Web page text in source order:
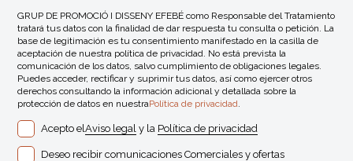
GRUP DE PROMOCIÓ I DISSENY EFEBÉ como Responsable del Tratamiento
tratará tus datos con la finalidad de dar respuesta tu consulta o petición. La
base de legitimación es tu consentimiento manifestado en la casilla de
aceptación de nuestra política de privacidad. No está prevista la
comunicación de los datos, salvo cumplimiento de obligaciones legales.
Puedes acceder, rectificar y suprimir tus datos, así como ejercer otros
derechos consultando la información adicional y detallada sobre la
protección de datos en nuestraPolítica de privacidad
Acepto elAviso legal y la Política de privacidad
Deseo recibir comunicaciones Comerciales y ofertas